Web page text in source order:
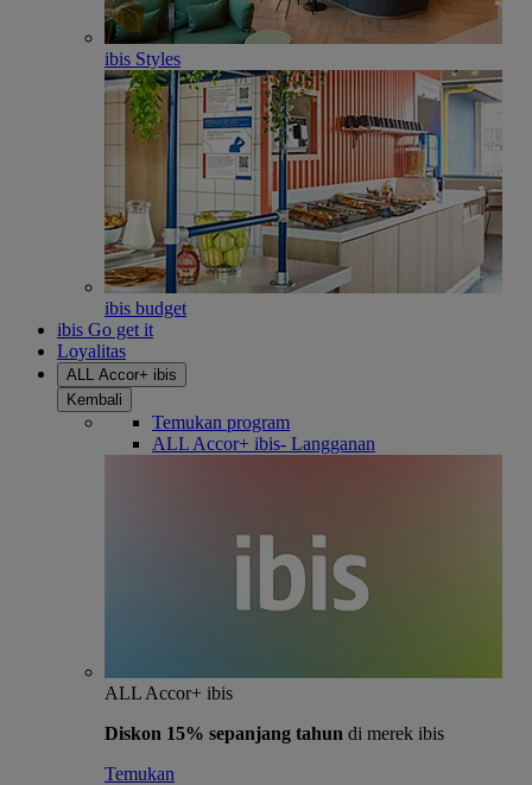
ibis Styles
ibis budget
ibis Go get it
Loyalitas
ALL Accor+ ibis
Kembali
Temukan program
ALL Accor+ ibis- Langganan
ALL Accor+ ibis
Diskon 15% sepanjang tahun di merek ibis
Temukan